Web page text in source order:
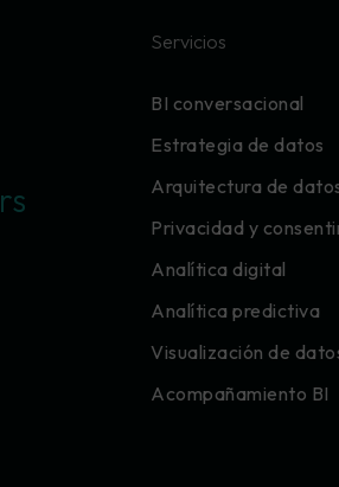
Servicios
BI conversacional
Estrategia de datos
Arquitectura de
Privacidad y
Analítica digital
Analítica predictiva
Visualización de
Acompañamiento BI